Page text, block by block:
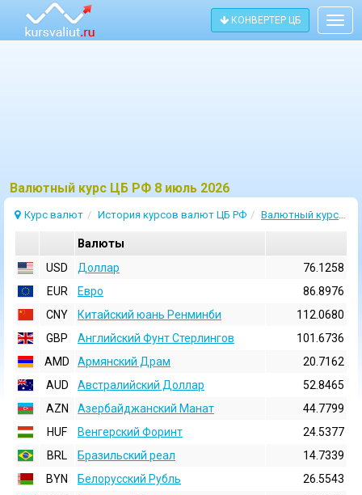
КОНВЕРТЕР ЦБ
Bалютный курс ЦБ РФ 8 июль 2026
Курс валют История курсов валют ЦБ РФ Валютный курс 8 Июль 2026
Валюты
USD
Доллар
76.1258
EUR
Евро
86.8976
CNY
Китайский юань Ренминби
112.0680
GBP
Английский Фунт Стерлингов
101.6736
AMD
Армянский Драм
20.7162
AUD
Австралийский Доллар
52.8465
AZN
Азербайджанский Манат
44.7799
HUF
Венгерский Форинт
24.5377
BRL
Бразильский реал
14.7339
BYN
Белорусский Рубль
26.5543